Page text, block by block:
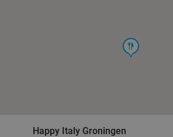
food
Happy Italy Groningen